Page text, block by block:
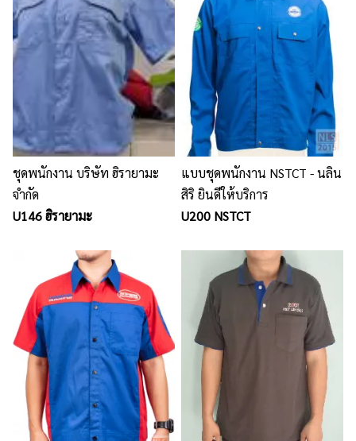
ชุดพนักงาน บริษัท​ ฮิรายามะ​
จำกัด
U146 ฮิรายามะ
แบบชุดพนักงาน NSTCT - นลิน
สิริ ยินดีให้บริการ
U200 NSTCT